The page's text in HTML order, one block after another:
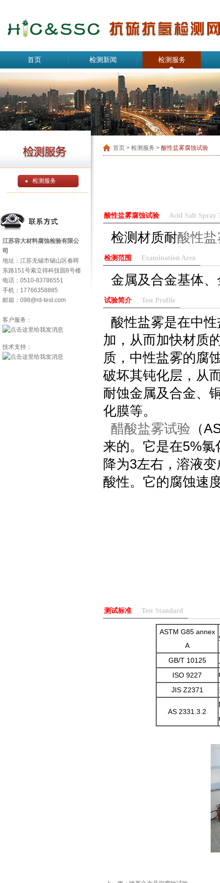
首页 检测新闻 检测服务
检测服务
江苏容大材料腐蚀检验有限公
司
地址：江苏无锡市锡山区春晖
东路151号索立得科技园8号楼
电话：0510-83786551
手机：17766358885
邮箱：098@rd-test.com
客户服务：
技术支持：
首页 > 检测服务 > 酸性盐雾腐蚀试验
酸性盐雾腐蚀试验 Acid Salt Spray
检测材质耐酸性盐
检测范围 Examination Area
金属及合金基体
试验简介 Test Profile
酸性盐雾是在中
加，从而加快材质
质，中性盐雾的腐
破坏其钝化层，从
耐蚀金属及合金、
化膜等。
醋酸盐雾试验 （
来的。它是在5%
降为3左右，溶液
酸性。它的腐蚀速
测试标准 Test Standard
ASTM G85 annex
A
GB/T 10125
ISO 9227
JIS Z2371
AS 2331.3.2